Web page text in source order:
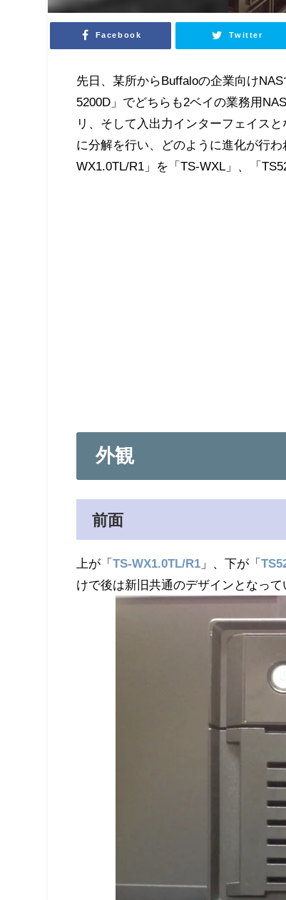
Facebook Twitter
先日、某所からBuffaloの企業向け
5200D」でどちらも2ベイの業務用
リ、そして入出力インターフェイス
に分解を行い、どのように進化が行
WX1.0TL/R1」を「TS-WXL」、「
外観
前面
上が「TS-WX1.0TL/R1 」、下が「
けで後は新旧共通のデザインとなっ